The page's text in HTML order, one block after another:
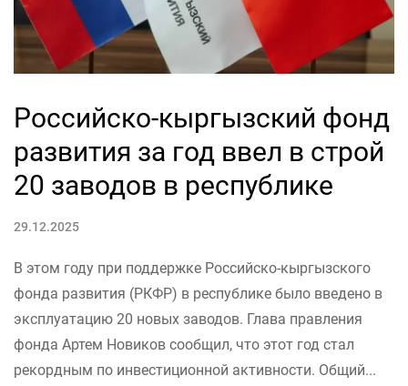
Российско-кыргызский фонд
развития за год ввел в строй
20 заводов в республике
29.12.2025
В этом году при поддержке Российско-кыргызского
фонда развития (РКФР) в республике было введено в
эксплуатацию 20 новых заводов. Глава правления
фонда Артем Новиков сообщил, что этот год стал
рекордным по инвестиционной активности. Общий...